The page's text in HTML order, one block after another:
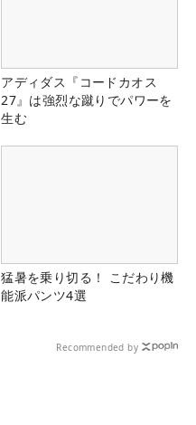
アディダス『コードカオス
27』は強烈な蹴りでパワーを
生む
猛暑を乗り切る！ こだわり機
能派パンツ4選
Recommended by